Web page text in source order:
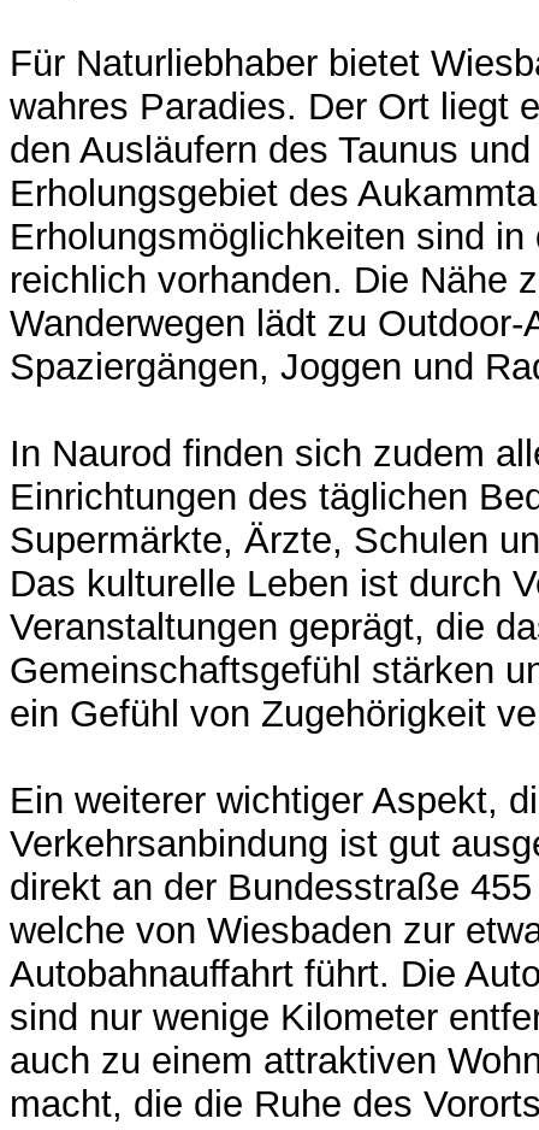
Für Naturliebhaber bietet
wahres Paradies. Der Ort liegt
den Ausläufern des Taunus
Erholungsgebiet des
Erholungsmöglichkeiten sind in
reichlich vorhanden. Die Nähe
Wanderwegen lädt zu
Spaziergängen, Joggen und
In Naurod finden sich zudem
Einrichtungen des täglichen
Supermärkte, Ärzte, Schulen
Das kulturelle Leben ist durch
Veranstaltungen geprägt, die
Gemeinschaftsgefühl stärken
ein Gefühl von Zugehörigkeit
Ein weiterer wichtiger Aspekt,
Verkehrsanbindung ist gut
direkt an der Bundesstraße
welche von Wiesbaden zur
Autobahnauffahrt führt. Die
sind nur wenige Kilometer
auch zu einem attraktiven
macht, die die Ruhe des